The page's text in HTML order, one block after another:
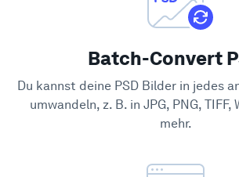
Batch-Convert
Du kannst deine PSD Bilder in jedes
umwandeln, z. B. in JPG, PNG, TIFF,
mehr.